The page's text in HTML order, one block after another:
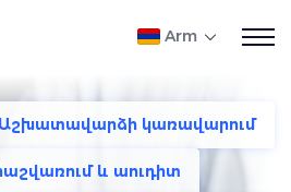
Arm
Աշխատավարձի կառավարում
և աուդիտ